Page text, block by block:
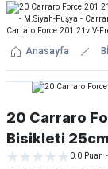
Anasayfa
20 Carraro
Bisikleti
0.0 Puan